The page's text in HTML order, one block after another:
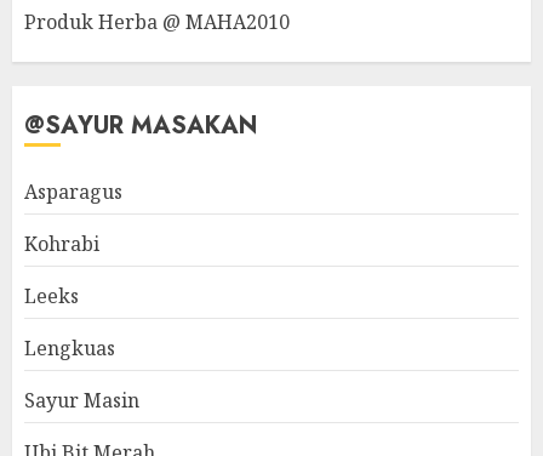
Produk Herba @ MAHA2010
@SAYUR MASAKAN
Asparagus
Kohrabi
Leeks
Lengkuas
Sayur Masin